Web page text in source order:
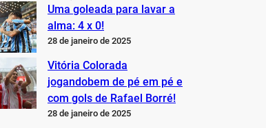
Uma goleada para lavar a
alma: 4 x 0!
28 de janeiro de 2025
Vitória Colorada
jogandobem de pé em pé e
com gols de Rafael Borré!
28 de janeiro de 2025